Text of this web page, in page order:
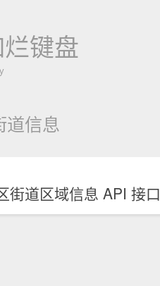
键盘
道信息
街道区域信息 API 接口